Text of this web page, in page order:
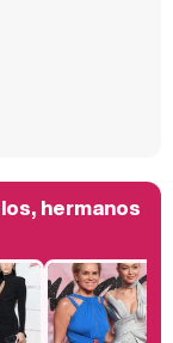
Belén Esteban: "Estoy emocionada, muy contenta y muy feliz por llegar a RTVE"
hermanos